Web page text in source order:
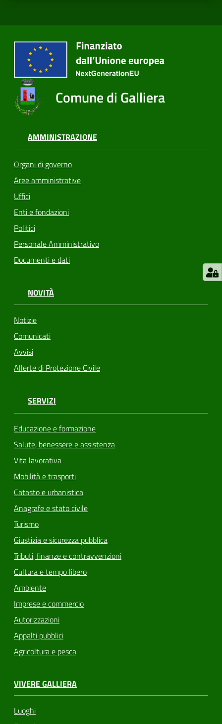
Comune di Galliera
AMMINISTRAZIONE
Organi di governo
Aree amministrative
Uffici
Enti e fondazioni
Politici
Personale Amministrativo
Documenti e dati
NOVITÀ
Notizie
Comunicati
Avvisi
Allerte di Protezione Civile
SERVIZI
Educazione e formazione
Salute, benessere e assistenza
Vita lavorativa
Mobilità e trasporti
Catasto e urbanistica
Anagrafe e stato civile
Turismo
Giustizia e sicurezza pubblica
Tributi, finanze e contravvenzioni
Cultura e tempo libero
Ambiente
Imprese e commercio
Autorizzazioni
Appalti pubblici
Agricoltura e pesca
VIVERE GALLIERA
Luoghi